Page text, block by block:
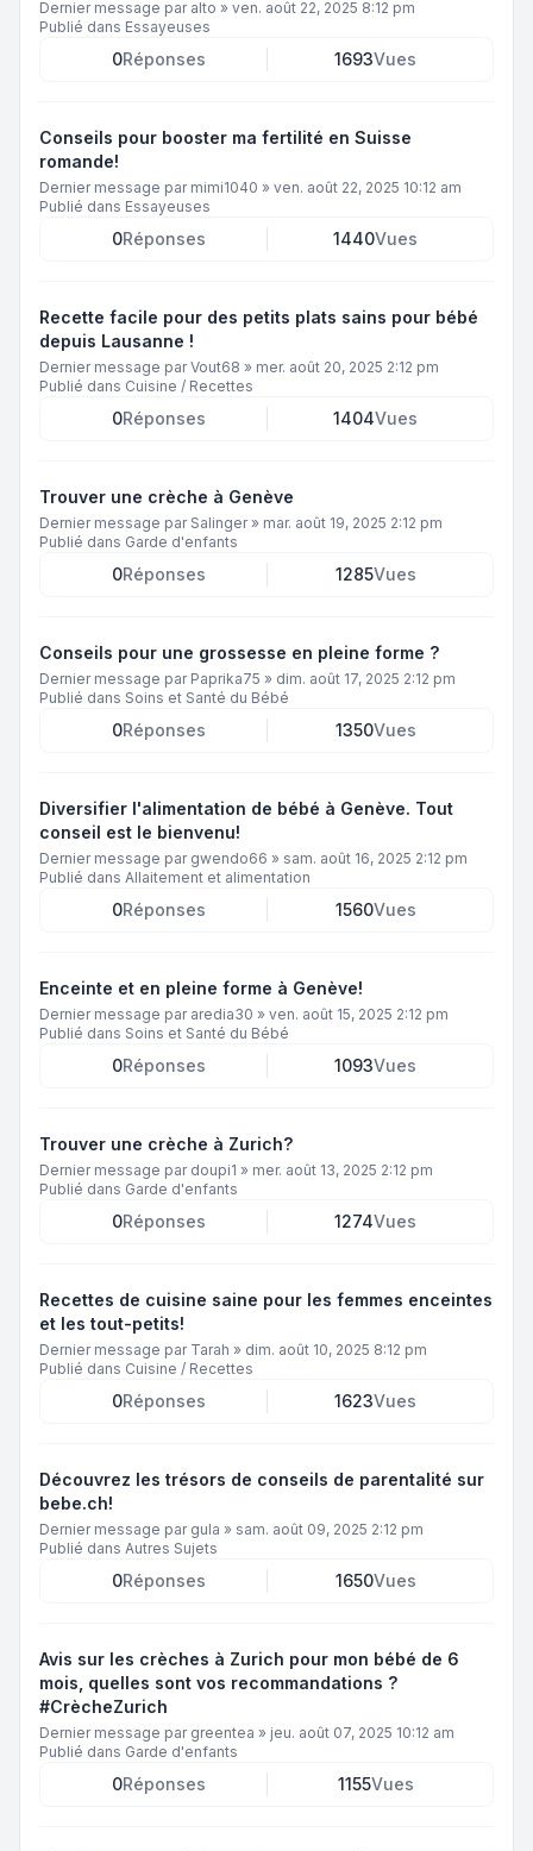
Dernier message par alto » ven. août 22, 2025 8:12 pm
Publié dans Essayeuses
0Réponses 1693Vues
Conseils pour booster ma fertilité en Suisse
romande!
Dernier message par mimi1040 » ven. août 22, 2025 10:12 am
Publié dans Essayeuses
0Réponses 1440Vues
Recette facile pour des petits plats sains pour bébé
depuis Lausanne !
Dernier message parVout68 » mer. août 20, 2025 2:12 pm
Publié dans Cuisine / Recettes
0Réponses 1404Vues
Trouver une crèche à Genève
Dernier message par Salinger» mar. août 19, 2025 2:12 pm
Publié dans Garde d'enfants
0Réponses 1285Vues
Conseils pour une grossesse en pleine forme ?
Dernier message par Paprika75 » dim. août 17, 2025 2:12 pm
Publié dans Soins et Santé du Bébé
0Réponses 1350Vues
Diversifier l'alimentation de bébé à Genève. Tout
conseil est le bienvenu!
Dernier message par gwendo66 » sam. août 16, 2025 2:12 pm
Publié dans Allaitement et alimentation
0Réponses 1560Vues
Enceinte et en pleine forme à Genève!
Dernier message par aredia30 » ven. août 15, 2025 2:12 pm
Publié dans Soins et Santé du Bébé
0Réponses 1093Vues
Trouver une crèche à Zurich?
Dernier message par doupi1 » mer. août 13, 2025 2:12 pm
Publié dans Garde d'enfants
0Réponses 1274Vues
Recettes de cuisine saine pour les femmes enceintes
et les tout-petits!
Dernier message par Tarah » dim. août 10, 2025 8:12 pm
Publié dans Cuisine / Recettes
0Réponses 1623Vues
Découvrez les trésors de conseils de parentalité sur
bebe.ch!
Dernier message par gula » sam. août 09, 2025 2:12 pm
Publié dans Autres Sujets
0Réponses 1650Vues
Avis sur les crèches à Zurich pour mon bébé de 6
mois, quelles sont vos recommandations ?
#CrècheZurich
Dernier message par greentea » jeu. août 07, 2025 10:12 am
Publié dans Garde d'enfants
0Réponses 1155Vues